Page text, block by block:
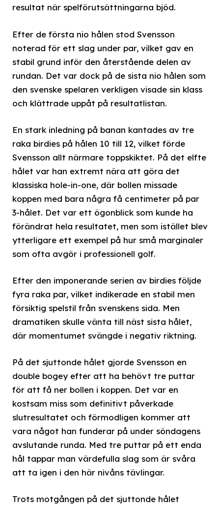
resultat när spelförutsättningarna bjöd.
Efter de första nio hålen stod Svensson
noterad för ett slag under par, vilket gav en
stabil grund inför den återstående delen av
rundan. Det var dock på de sista nio hålen som
den svenske spelaren verkligen visade sin klass
och klättrade uppåt på resultatlistan.
En stark inledning på banan kantades av tre
raka birdies på hålen 10 till 12, vilket förde
Svensson allt närmare toppskiktet. På det elfte
hålet var han extremt nära att göra det
klassiska hole-in-one, där bollen missade
koppen med bara några få centimeter på par
3-hålet. Det var ett ögonblick som kunde ha
förändrat hela resultatet, men som istället blev
ytterligare ett exempel på hur små marginaler
som ofta avgör i professionell golf.
Efter den imponerande serien av birdies följde
fyra raka par, vilket indikerade en stabil men
försiktig spelstil från svenskens sida. Men
dramatiken skulle vänta till näst sista hålet,
där momentumet svängde i negativ riktning.
På det sjuttonde hålet gjorde Svensson en
double bogey efter att ha behövt tre puttar
för att få ner bollen i koppen. Det var en
kostsam miss som definitivt påverkade
slutresultatet och förmodligen kommer att
vara något han funderar på under söndagens
avslutande runda. Med tre puttar på ett enda
hål tappar man värdefulla slag som är svåra
att ta igen i den här nivåns tävlingar.
Trots motgången på det sjuttonde hålet